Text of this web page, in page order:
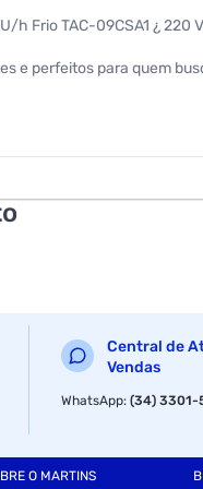
h Frio TAC-09CSA1 ¿ 220
e perfeitos para quem
sendo
os melhores recursos
ambiente mais
durável e tem uma
maior conforto
Central de
Vendas
WhatsApp:(34) 3301-
O MARTINS